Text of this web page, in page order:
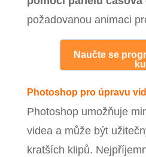
požadovanou animaci
Naučte se
Photoshop pro úpravu
Photoshop umožňuje
videa a může být
kratších klipů.